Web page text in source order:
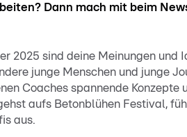
Dann mach mit beim
2025 sind deine Meinungen
junge Menschen und junge
Coaches spannende Konzepte
aufs Betonblühen Festival,
aus.